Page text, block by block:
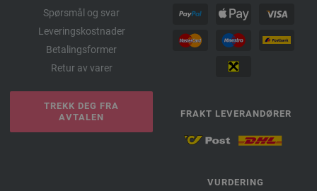
Spørsmål og svar
Leveringskostnader
Betalingsformer
Retur av varer
TREKK DEG FRA
AVTALEN
FRAKT LEVERANDØRER
VURDERING